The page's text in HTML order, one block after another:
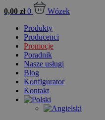
0,00 zł 0
Wózek
Produkty
Producenci
Promocje
Poradnik
Nasze usługi
Blog
Konfigurator
Kontakt